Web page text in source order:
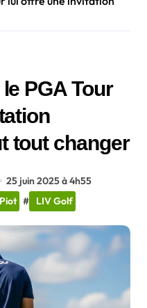
PGA Tour
tout changer
25 juin 2025 à 4h55
# LIV Golf